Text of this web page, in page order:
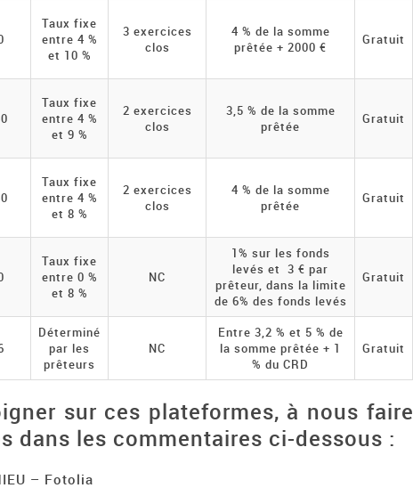
Taux fixe
entre 4 %
et 10 %
3 exercices
clos
4 % de la somme
prêtée + 2000 €
Gratuit
Taux fixe
entre 4 %
et 9 %
2 exercices
clos
3,5 % de la somme
prêtée
Gratuit
Taux fixe
entre 4 %
et 8 %
2 exercices
clos
4 % de la somme
prêtée
Gratuit
Taux fixe
entre 0 %
et 8 %
NC
1% sur les fonds
levés et 3 € par
prêteur, dans la limite
de 6% des fonds levés
Gratuit
Déterminé
par les
prêteurs
NC
Entre 3,2 % et 5 % de
la somme prêtée + 1
% du CRD
Gratuit
sur ces plateformes, à nous faire
dans les commentaires ci-dessous :
– Fotolia